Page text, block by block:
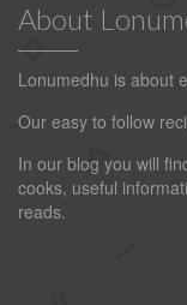
About
Lonumedhu is about
Our easy to follow
In our blog you will
cooks, useful
reads.